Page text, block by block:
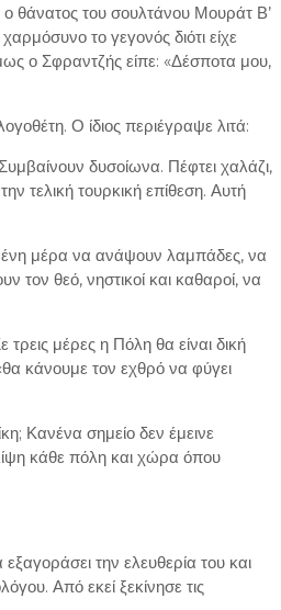
θάνατος του σουλτάνου Μουράτ Β’
το γεγονός διότι είχε
ο Σφραντζής είπε: «Δέσποτα μου,
Ο ίδιος περιέγραψε λιτά:
δυσοίωνα. Πέφτει χαλάζι,
τελική τουρκική επίθεση. Αυτή
μέρα να ανάψουν λαμπάδες, να
τον θεό, νηστικοί και καθαροί, να
μέρες η Πόλη θα είναι δική
κάνουμε τον εχθρό να φύγει
Κανένα σημείο δεν έμεινε
κάθε πόλη και χώρα όπου
την ελευθερία του και
Από εκεί ξεκίνησε τις